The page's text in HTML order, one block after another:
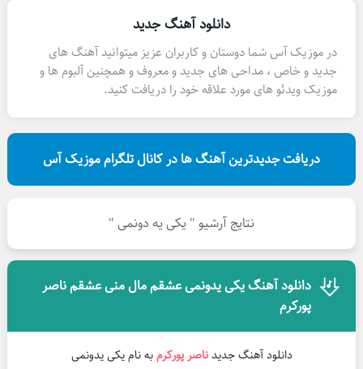
دانلود آهنگ جدید
در موزیک آس شما دوستان و کاربران عزیز میتوانید آهنگ های
جدید و خاص ، مداحی های جدید و معروف و همچنین آلبوم ها و
موزیک ویدئو های مورد علاقه خود را دریافت کنید.
دریافت جدیدترین آهنگ ها در کانال تلگرام موزیک آس
نتایج آرشیو " یکی یه دونمی "
دانلود آهنگ یکی یدونمی عشقم مال منی عشقم ناصر
پورکرم
دانلود آهنگ جدیدناصر پورکرمبه نام یکی یدونمی